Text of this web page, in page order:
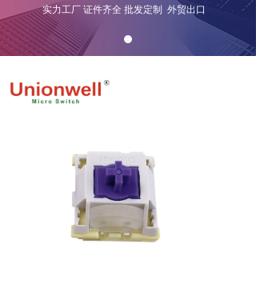
实力工厂 证件齐全 批发定制 外贸出口